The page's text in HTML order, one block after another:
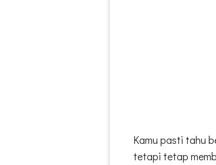
Kamu pasti tahu
tetapi tetap